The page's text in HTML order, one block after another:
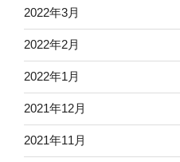
2022年3月
2022年2月
2022年1月
2021年12月
2021年11月